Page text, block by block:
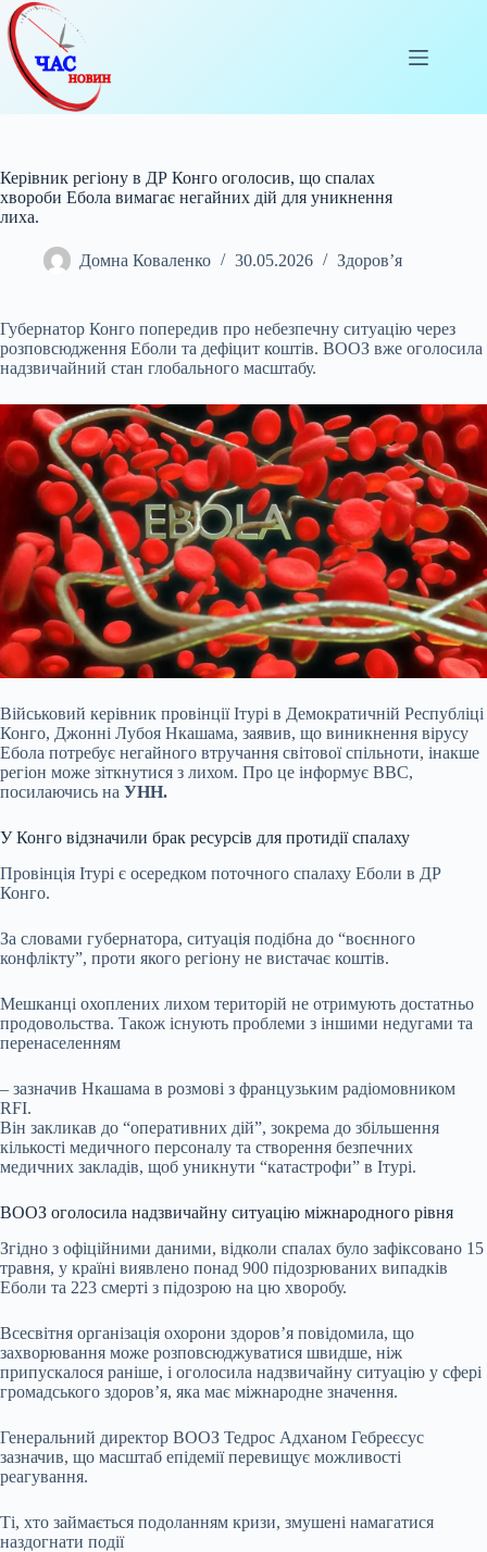
Перейти
до
вмісту
Керівник регіону в ДР Конго оголосив, що спалах
хвороби Ебола вимагає негайних дій для уникнення
лиха.
Домна Коваленко 30.05.2026 Здоров’я
Губернатор Конго попередив про небезпечну ситуацію через
розповсюдження Еболи та дефіцит коштів. ВООЗ вже оголосила
надзвичайний стан глобального масштабу.
Військовий керівник провінції Ітурі в Демократичній Республіці
Конго, Джонні Лубоя Нкашама, заявив, що виникнення вірусу
Ебола потребує негайного втручання світової спільноти, інакше
регіон може зіткнутися з лихом. Про це інформує BBC,
посилаючись на УНН.
У Конго відзначили брак ресурсів для протидії спалаху
Провінція Ітурі є осередком поточного спалаху Еболи в ДР
Конго.
За словами губернатора, ситуація подібна до “воєнного
конфлікту”, проти якого регіону не вистачає коштів.
Мешканці охоплених лихом територій не отримують достатньо
продовольства. Також існують проблеми з іншими недугами та
перенаселенням
– зазначив Нкашама в розмові з французьким радіомовником
RFI.
Він закликав до “оперативних дій”, зокрема до збільшення
кількості медичного персоналу та створення безпечних
медичних закладів, щоб уникнути “катастрофи” в Ітурі.
ВООЗ оголосила надзвичайну ситуацію міжнародного рівня
Згідно з офіційними даними, відколи спалах було зафіксовано 15
травня, у країні виявлено понад 900 підозрюваних випадків
Еболи та 223 смерті з підозрою на цю хворобу.
Всесвітня організація охорони здоров’я повідомила, що
захворювання може розповсюджуватися швидше, ніж
припускалося раніше, і оголосила надзвичайну ситуацію у сфері
громадського здоров’я, яка має міжнародне значення.
Генеральний директор ВООЗ Тедрос Адханом Гебреєсус
зазначив, що масштаб епідемії перевищує можливості
реагування.
Ті, хто займається подоланням кризи, змушені намагатися
наздогнати події